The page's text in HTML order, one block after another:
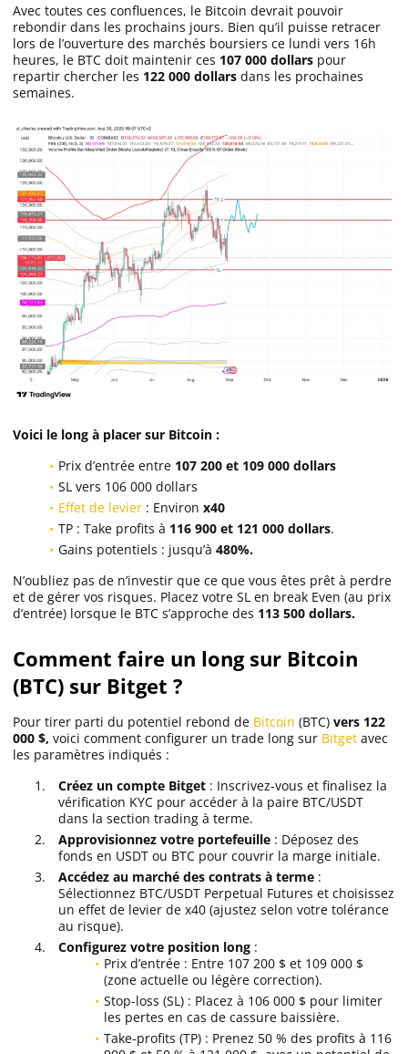
Avec toutes ces confluences, le Bitcoin devrait pouvoir
rebondir dans les prochains jours. Bien qu’il puisse retracer
lors de l’ouverture des marchés boursiers ce lundi vers 16h
heures, le BTC doit maintenir ces 107 000 dollars pour
repartir chercher les 122 000 dollars dans les prochaines
semaines.
Voici le long à placer sur Bitcoin :
Prix d’entrée entre 107 200 et 109 000 dollars
SL vers 106 000 dollars
Effet de levier : Environ x40
TP : Take profits à 116 900 et 121 000 dollars.
Gains potentiels : jusqu’à 480%.
N’oubliez pas de n’investir que ce que vous êtes prêt à perdre
et de gérer vos risques. Placez votre SL en break Even (au prix
d’entrée) lorsque le BTC s’approche des 113 500 dollars.
Comment faire un long sur Bitcoin
(BTC) sur Bitget ?
Pour tirer parti du potentiel rebond de Bitcoin (BTC) vers 122
000 $, voici comment configurer un trade long sur Bitget avec
les paramètres indiqués :
Créez un compte Bitget : Inscrivez-vous et finalisez la
vérification KYC pour accéder à la paire BTC/USDT
dans la section trading à terme.
Approvisionnez votre portefeuille : Déposez des
fonds en USDT ou BTC pour couvrir la marge initiale.
Accédez au marché des contrats à terme :
Sélectionnez BTC/USDT Perpetual Futures et choisissez
un effet de levier de x40 (ajustez selon votre tolérance
au risque).
Configurez votre position long :
Prix d’entrée : Entre 107 200 $ et 109 000 $
(zone actuelle ou légère correction).
Stop-loss (SL) : Placez à 106 000 $ pour limiter
les pertes en cas de cassure baissière.
Take-profits (TP) : Prenez 50 % des profits à 116